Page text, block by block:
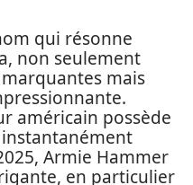
qui résonne
non seulement
mais
américain possède
Armie Hammer
en particulier